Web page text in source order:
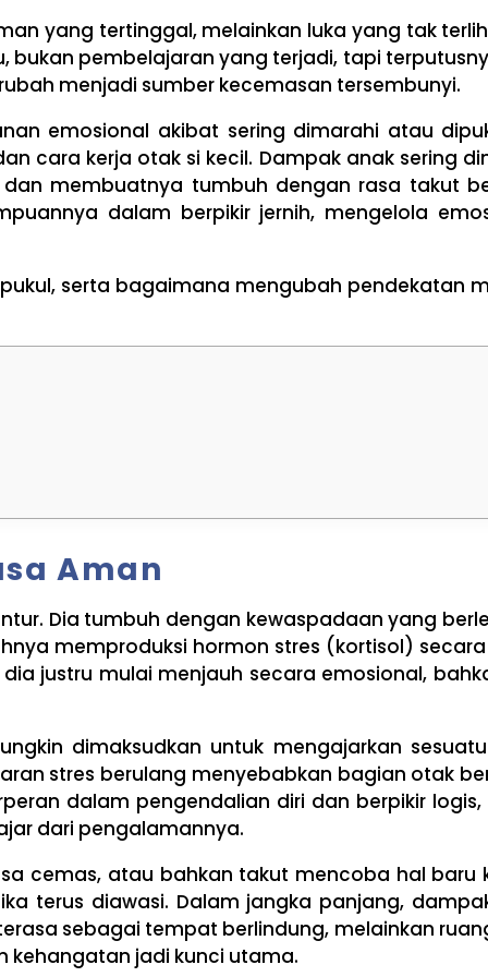
yang tertinggal, melainkan luka yang tak
bukan pembelajaran yang terjadi, tapi
menjadi sumber kecemasan tersembunyi.
emosional akibat sering dimarahi atau
cara kerja otak si kecil. Dampak anak sering
membuatnya tumbuh dengan rasa takut
dalam berpikir jernih, mengelola
serta bagaimana mengubah pendekatan
Aman
Dia tumbuh dengan kewaspadaan yang
memproduksi hormon stres (kortisol)
justru mulai menjauh secara emosional,
dimaksudkan untuk mengajarkan
stres berulang menyebabkan bagian otak
dalam pengendalian diri dan berpikir
dari pengalamannya.
cemas, atau bahkan takut mencoba hal baru
terus diawasi. Dalam jangka panjang,
sebagai tempat berlindung, melainkan
kehangatan jadi kunci utama.